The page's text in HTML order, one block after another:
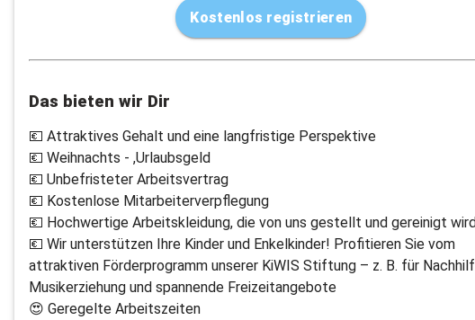
Kostenlos registrieren
Das bieten wir Dir
💶 Attraktives Gehalt und eine langfristige Perspektive
💶 Weihnachts - ,Urlaubsgeld
💶 Unbefristeter Arbeitsvertrag
💶 Kostenlose Mitarbeiterverpflegung
💶 Hochwertige Arbeitskleidung, die von uns gestellt und gereinigt
💶 Wir unterstützen Ihre Kinder und Enkelkinder! Profitieren Sie vom
attraktiven Förderprogramm unserer KiWIS Stiftung – z. B. für
Musikerziehung und spannende Freizeitangebote
😍 Geregelte Arbeitszeiten